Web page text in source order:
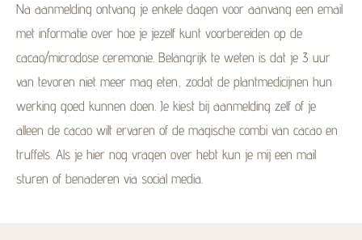
Na aanmelding ontvang je enkele dagen voor aanvang een email
met informatie over hoe je jezelf kunt voorbereiden op de
cacao/microdose ceremonie. Belangrijk te weten is dat je 3 uur
van tevoren niet meer mag eten, zodat de plantmedicijnen hun
werking goed kunnen doen. Je kiest bij aanmelding zelf of je
alleen de cacao wilt ervaren of de magische combi van cacao en
truffels. Als je hier nog vragen over hebt kun je mij een mail
sturen of benaderen via social media.